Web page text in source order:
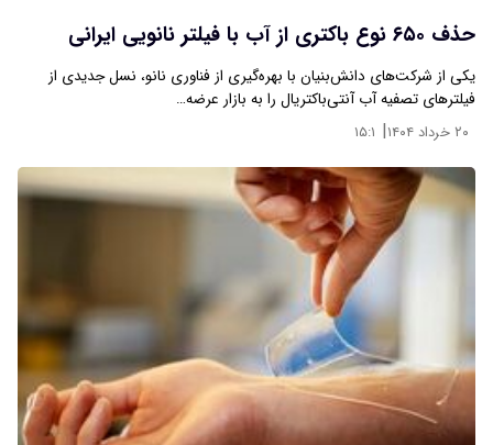
حذف ۶۵۰ نوع باکتری از آب با فیلتر نانویی ایرانی
یکی از شرکت‌های دانش‌بنیان با بهره‌گیری از فناوری نانو، نسل جدیدی از
فیلترهای تصفیه آب آنتی‌باکتریال را به بازار عرضه…
۲۰ خرداد ۱۴۰۴ | ۱۵:۱